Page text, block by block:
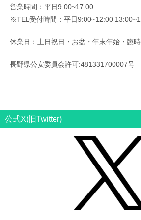
営業時間：平日9:00~17:00
※TEL受付時間：平日9:00~12:00
休業日：土日祝日・お盆・年末年始・臨
長野県公安委員会許可:481331700007号
公式X(旧Twitter)